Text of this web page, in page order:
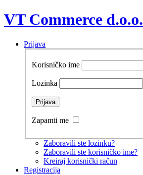
VT Commerce d.o.o.
Prijava
Korisničko ime
Lozinka
Zapamti me
Zaboravili ste lozinku?
Zaboravili ste korisničko ime?
Kreiraj korisnički račun
Registracija